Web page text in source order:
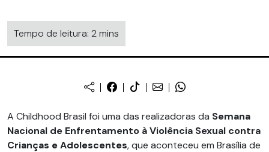
Tempo de leitura: 2 mins
A Childhood Brasil foi uma das realizadoras da Semana
Nacional de Enfrentamento à Violência Sexual contra
Crianças e Adolescentes, que aconteceu em Brasília de